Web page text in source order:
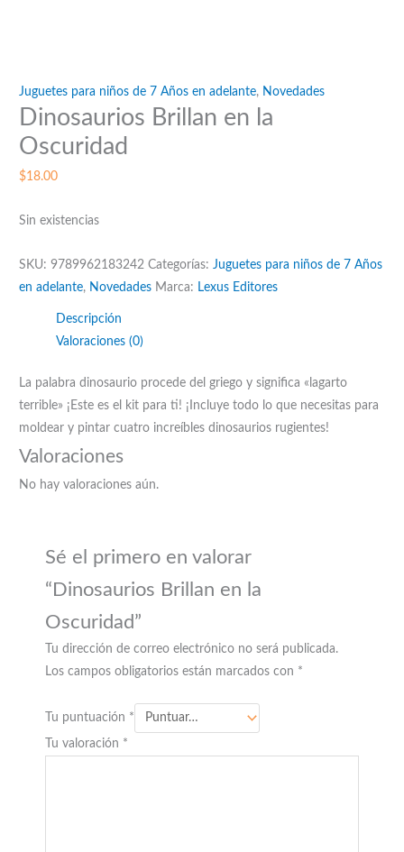
Juguetes para niños de 7 Años en adelante, Novedades
Dinosaurios Brillan en la
Oscuridad
$18.00
Sin existencias
SKU:9789962183242 Categorías:Juguetes para niños de 7 Años
en adelante, Novedades Marca: Lexus Editores
Descripción
Valoraciones (0)
La palabra dinosaurio procede del griego y significa «lagarto
terrible» ¡Este es el kit para ti! ¡Incluye todo lo que necesitas para
moldear y pintar cuatro increíbles dinosaurios rugientes!
Valoraciones
No hay valoraciones aún.
Sé el primero en valorar
“Dinosaurios Brillan en la
Oscuridad”
Tu dirección de correo electrónico no será publicada.
Los campos obligatorios están marcados con *
Tu puntuación *
Tu valoración *